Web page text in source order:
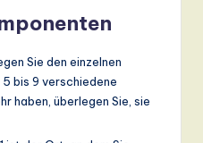
Sie den einzelnen
bis 9 verschiedene
haben, überlegen Sie, sie